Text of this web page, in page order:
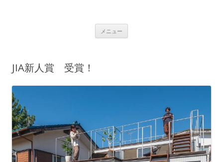
施設/店舗/寺社仏閣/教会/宿泊施設/ホテル
メニュー
JIA新人賞 受賞！